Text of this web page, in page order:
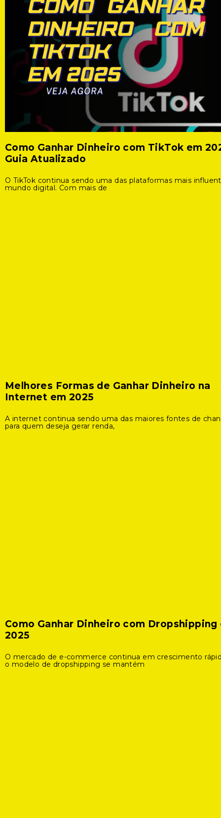
Como Ganhar Dinheiro com TikTok em
Guia Atualizado
O TikTok continua sendo uma das plataformas mais
mundo digital. Com mais de
Melhores Formas de Ganhar Dinheiro na
Internet em 2025
A internet continua sendo uma das maiores fontes de
para quem deseja gerar renda,
Como Ganhar Dinheiro com Dropshipping
2025
O mercado de e-commerce continua em crescimento
o modelo de dropshipping se mantém